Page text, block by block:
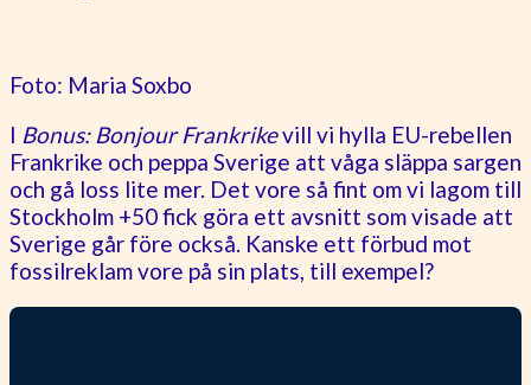
Foto: Maria Soxbo
I Bonus: Bonjour Frankrikevill vi hylla EU-rebellen
Frankrike och peppa Sverige att våga släppa sargen
och gå loss lite mer. Det vore så fint om vi lagom till
Stockholm +50 fick göra ett avsnitt som visade att
Sverige går före också. Kanske ett förbud mot
fossilreklam vore på sin plats, till exempel?